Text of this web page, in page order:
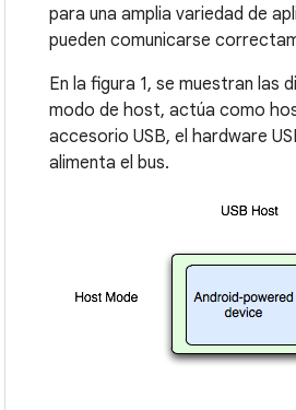
para una amplia variedad de
pueden comunicarse
En la figura 1, se muestran las
modo de host, actúa como
accesorio USB, el hardware
alimenta el bus.